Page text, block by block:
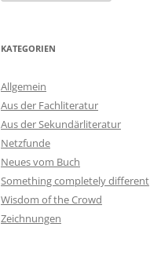
KATEGORIEN
Allgemein
Aus der Fachliteratur
Aus der Sekundärliteratur
Netzfunde
Neues vom Buch
Something completely different
Wisdom of the Crowd
Zeichnungen